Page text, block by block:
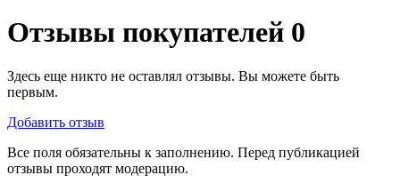
Отзывы покупателей 0
Здесь еще никто не оставлял отзывы. Вы можете быть
первым.
Добавить отзыв
Все поля обязательны к заполнению. Перед публикацией
отзывы проходят модерацию.